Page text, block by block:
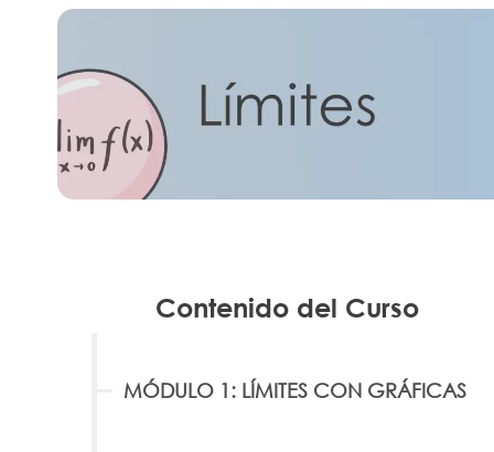
Contenido del Curso
MÓDULO 1: LÍMITES CON GRÁFICAS